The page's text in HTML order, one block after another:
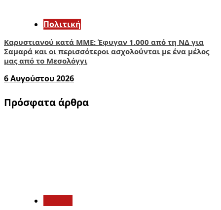
Πολιτική
Καρυστιανού κατά ΜΜΕ: Έφυγαν 1.000 από τη ΝΔ για
Σαμαρά και οι περισσότεροι ασχολούνται με ένα μέλος
μας από το Μεσολόγγι
6 Αυγούστου 2026
Πρόσφατα άρθρα